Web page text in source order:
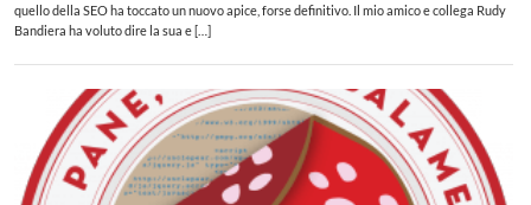
quello della SEO ha toccato un nuovo apice, forse definitivo. Il mio amico e collega Rudy
Bandiera ha voluto dire la sua e […]